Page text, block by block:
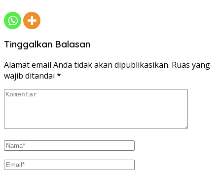
Tinggalkan Balasan
Alamat email Anda tidak akan dipublikasikan. Ruas yang
wajib ditandai *